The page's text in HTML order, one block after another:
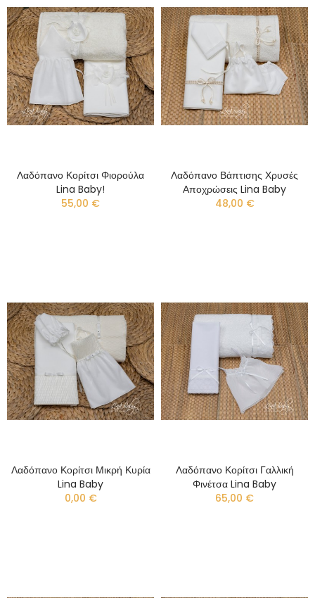
Λαδόπανο Κορίτσι Φιορούλα
Lina Baby!
55,00 €
Λαδόπανο Βάπτισης Χρυσές
Αποχρώσεις Lina Baby
48,00 €
Λαδόπανο Κορίτσι Μικρή Κυρία
Lina Baby
0,00 €
Λαδόπανο Κορίτσι Γαλλική
Φινέτσα Lina Baby
65,00 €